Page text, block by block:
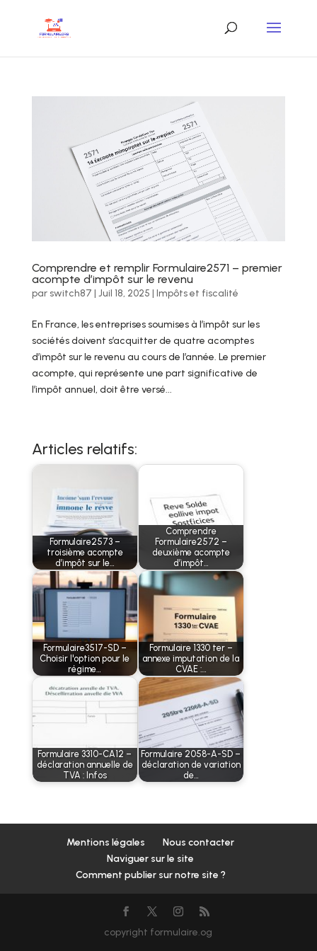
Comprendre et remplir Formulaire2571 – premier
acompte d’impôt sur le revenu
par switch87 | Juil 18, 2025 | Impôts et fiscalité
En France, les entreprises soumises à l’impôt sur les
sociétés doivent s’acquitter de quatre acomptes
d’impôt sur le revenu au cours de l’année. Le premier
acompte, qui représente une part significative de
l’impôt annuel, doit être versé...
Articles relatifs:
Formulaire2573 –
troisième acompte
d’impôt sur le…
Comprendre
Formulaire2572 –
deuxième acompte
d’impôt…
Formulaire3517-SD –
Choisir l'option pour le
régime…
Formulaire 1330 ter –
annexe imputation de la
CVAE :…
Formulaire 3310-CA12 –
déclaration annuelle de
TVA : Infos
Formulaire 2058-A-SD –
déclaration de variation
de…
Mentions légales
Nous contacter
Naviguer sur le site
Comment publier sur notre site ?
copyright formulaire.og